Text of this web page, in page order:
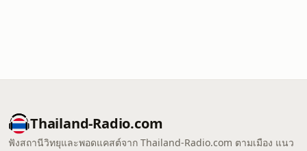
Thailand-Radio.com
ฟังสถานีวิทยุและพอดแคสต์จาก Thailand-Radio.com ตามเมือง แนว